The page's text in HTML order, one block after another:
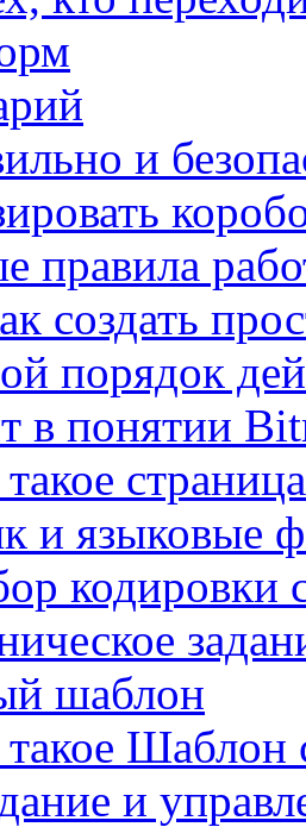
и
правила
создать
порядок
в понятии
страница
и языковые
кодировки
шаблон
Шаблон
и